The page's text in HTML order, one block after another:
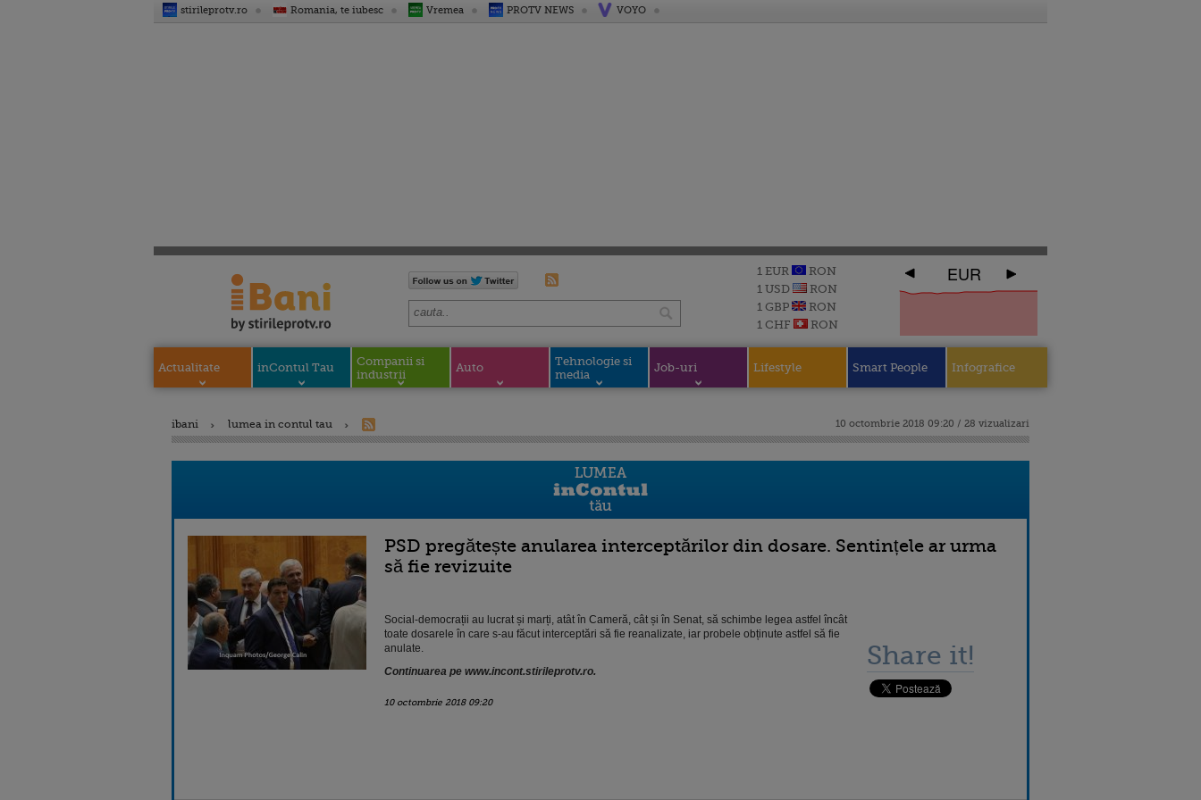
stirileprotv.ro Romania, te iubesc Vremea PROTV NEWS VOYO
1 EUR
RON
1 USD
RON
1 GBP
RON
1 CHF
RON
EUR
Actualitate inContul Tau
Companii si
industrii
Auto
Tehnologie si
media
Job-uri Lifestyle Smart People Infografice
ibani lumea in contul tau 10 octombrie 2018 09:20 / 28 vizualizari
PSD pregătește anularea interceptărilor din dosare. Sentințele ar urma
să fie revizuite
Social-democrații au lucrat și marți, atât în Cameră, cât și în Senat, să schimbe legea astfel încât
toate dosarele în care s-au făcut interceptări să fie reanalizate, iar probele obținute astfel să fie
anulate.
Continuarea pe www.incont.stirileprotv.ro.
10 octombrie 2018 09:20
Share it!